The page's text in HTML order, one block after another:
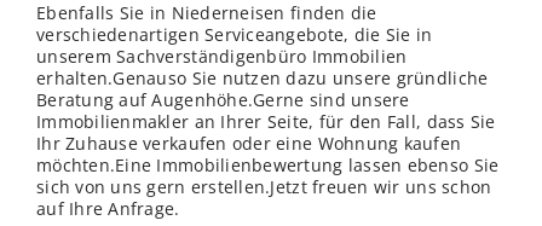
Ebenfalls Sie in Niederneisen finden die
verschiedenartigen Serviceangebote, die Sie in
unserem Sachverständigenbüro Immobilien
erhalten.Genauso Sie nutzen dazu unsere gründliche
Beratung auf Augenhöhe.Gerne sind unsere
Immobilienmakler an Ihrer Seite, für den Fall, dass Sie
Ihr Zuhause verkaufen oder eine Wohnung kaufen
möchten.Eine Immobilienbewertung lassen ebenso Sie
sich von uns gern erstellen.Jetzt freuen wir uns schon
auf Ihre Anfrage.